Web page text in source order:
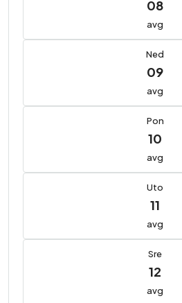
08
avg
Ned
09
avg
Pon
10
avg
Uto
11
avg
Sre
12
avg